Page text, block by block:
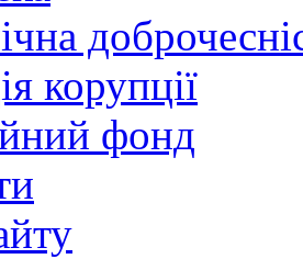
корупції
фонд